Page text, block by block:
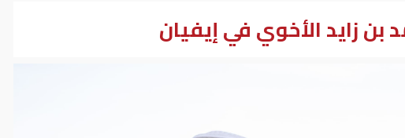
زايد الأخوي في إيفيان